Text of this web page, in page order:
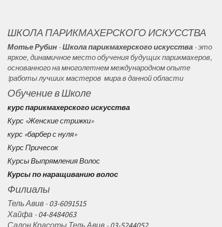
ШКОЛА ПАРИКМАХЕРСКОГО ИСКУССТВА
Мотье Рубин -Школапарикмахерского искусства - это
яркое, динамичное место обучения будущих парикмахеров,
основанного на многолетнем международном опыте
работы лучших мастеров мира в данной области!
Обучение в Школе
курс парикмахерского искусства
Курс «Женские стрижки»
курс «барбер с нуля»
Курс Причесок
Курсы Выпрямления Волос
Курсы по наращиванию волос
Филиалы
Тель Авив -03-6091515
Хайфа -04-8484063